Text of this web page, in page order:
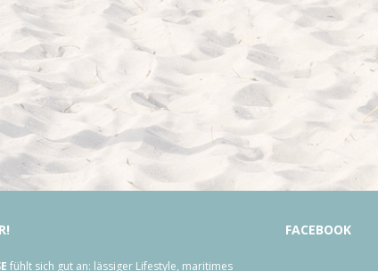
fühlt sich gut an: lässiger Lifestyle, maritimes
FACEBOOK